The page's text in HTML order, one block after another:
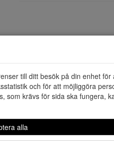
till ditt besök på din enhet för
och för att möjliggöra
som krävs för sida ska fungera,
alla